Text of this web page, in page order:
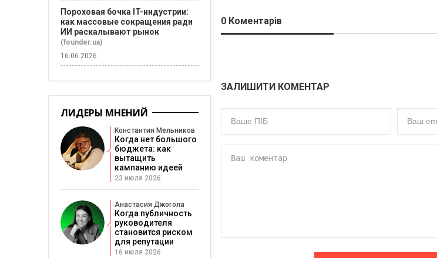
0 Коментарів
ЗАЛИШИТИ КОМЕНТАР
Пороховая бочка IT-индустрии:
как массовые сокращения ради
ИИ раскалывают рынок
(founder.ua)
16.06.2026
ЛИДЕРЫ МНЕНИЙ
Константин Мельников
Когда нет большого
бюджета: как
вытащить
кампанию идеей
23 июля 2026
Анастасия Джогола
Когда публичность
руководителя
становится риском
для репутации
16 июля 2026